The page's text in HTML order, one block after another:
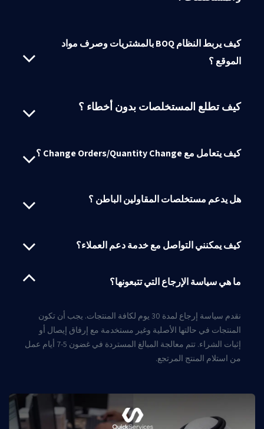
كيف يربط النظام BOQ بالمشتريات وصرف مواد
الموقع ؟
كيف تطلع المستخلصات بدون أخطاء ؟
كيف يتعامل مع Change Orders/Quantity Change ؟​
هل يدعم مستخلصات المقاولين الباطن ؟
كيف يمكنني التواصل مع خدمة دعم العملاء؟
ما هي سياسة الإرجاع التي تتبعونها؟
نقدم سياسة إرجاع لمدة 30 يوم لكافة المنتجات. يجب أن تكون
المنتجات في حالتها الأصلية وغير مستخدمة مع إرفاق إيصال أو
إثبات الشراء. تتم معالجة المبالغ المستردة في غضون 5-7 أيام عمل
من استلام المنتج المرتجع.